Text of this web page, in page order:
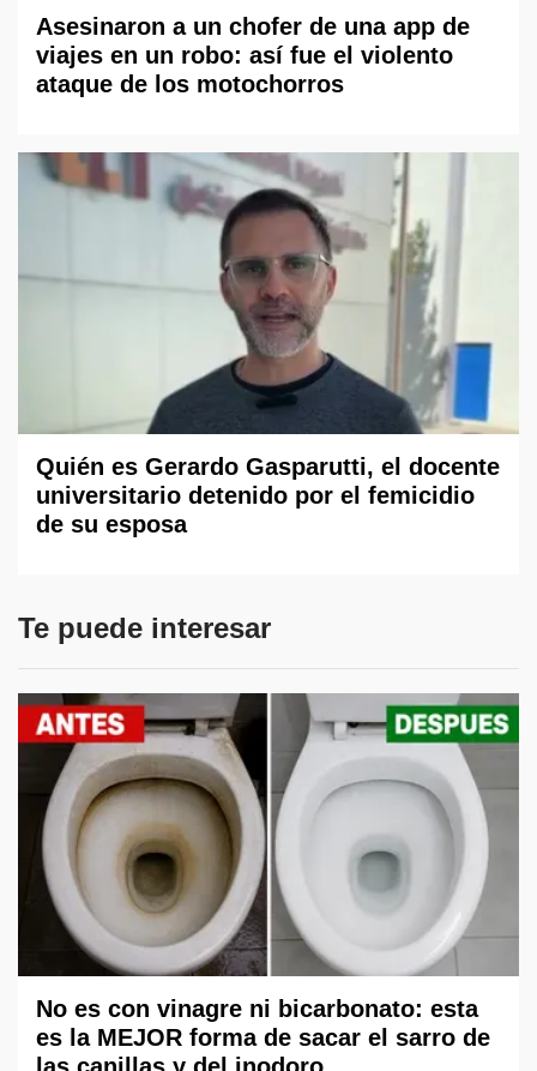
Asesinaron a un chofer de una app de
viajes en un robo: así fue el violento
ataque de los motochorros
Quién es Gerardo Gasparutti, el docente
universitario detenido por el femicidio
de su esposa
Te puede interesar
No es con vinagre ni bicarbonato: esta
es la MEJOR forma de sacar el sarro de
las canillas y del inodoro